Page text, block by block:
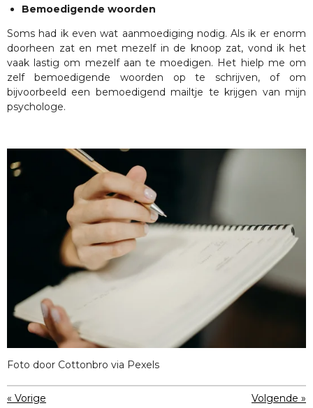
Bemoedigende woorden
Soms had ik even wat aanmoediging nodig. Als ik er enorm
doorheen zat en met mezelf in de knoop zat, vond ik het
vaak lastig om mezelf aan te moedigen. Het hielp me om
zelf bemoedigende woorden op te schrijven, of om
bijvoorbeeld een bemoedigend mailtje te krijgen van mijn
psychologe.
Foto door Cottonbro via Pexels
« Vorige Volgende »